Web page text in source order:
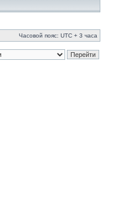
Часовой пояс: UTC + 3 часа